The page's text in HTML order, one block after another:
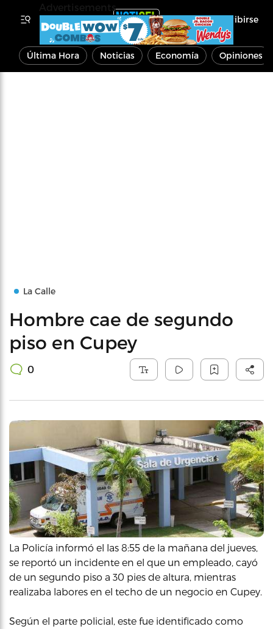
Inscribirse
Última Hora Noticias Economía Opiniones
La Calle
Hombre cae de segundo
piso en Cupey
0
La Policía informó el las 8:55 de la mañana del jueves,
se reportó un incidente en el que un empleado, cayó
de un segundo piso a 30 pies de altura, mientras
realizaba labores en el techo de un negocio en Cupey.
Según el parte policial, este fue identificado como
Advertisements